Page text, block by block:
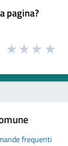
pagina?
frequenti